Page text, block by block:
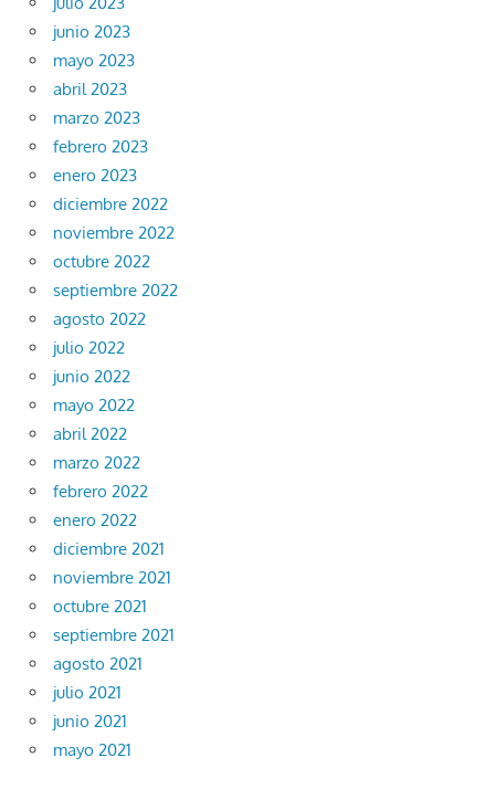
junio 2023
mayo 2023
abril 2023
marzo 2023
febrero 2023
enero 2023
diciembre 2022
noviembre 2022
octubre 2022
septiembre 2022
agosto 2022
julio 2022
junio 2022
mayo 2022
abril 2022
marzo 2022
febrero 2022
enero 2022
diciembre 2021
noviembre 2021
octubre 2021
septiembre 2021
agosto 2021
julio 2021
junio 2021
mayo 2021